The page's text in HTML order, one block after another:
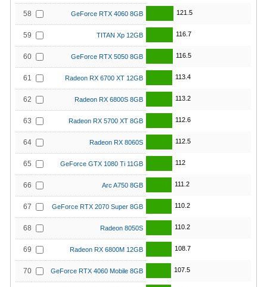
58 GeForce RTX 4060 8GB 121.5
59 TITAN Xp 12GB 116.7
60 GeForce RTX 5050 8GB 116.5
61 Radeon RX 6700 XT 12GB 113.4
62 Radeon RX 6800S 8GB 113.2
63 Radeon RX 5700 XT 8GB 112.6
64 Radeon RX 8060S 112.5
65 GeForce GTX 1080 Ti 11GB 112
66 Arc A750 8GB 111.2
67 GeForce RTX 2070 Super 8GB 110.2
68 Radeon 8050S 110.2
69 Radeon RX 6800M 12GB 108.7
70 GeForce RTX 4060 Mobile 8GB 107.5